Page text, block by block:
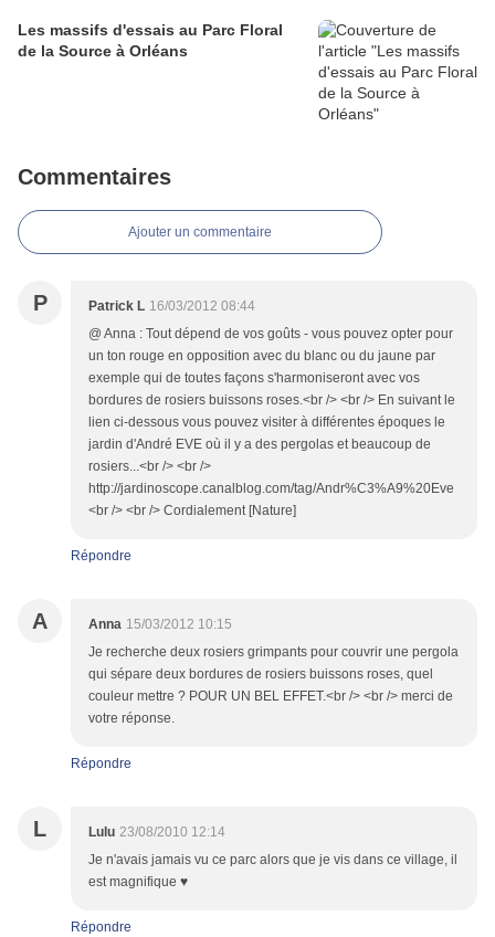
Les massifs d'essais au Parc Floral
de la Source à Orléans
Commentaires
Ajouter un commentaire
P Patrick L 16/03/2012 08:44
@ Anna : Tout dépend de vos goûts - vous pouvez opter pour
un ton rouge en opposition avec du blanc ou du jaune par
exemple qui de toutes façons s'harmoniseront avec vos
bordures de rosiers buissons roses.<br /> <br /> En suivant le
lien ci-dessous vous pouvez visiter à différentes époques le
jardin d'André EVE où il y a des pergolas et beaucoup de
rosiers...<br /> <br />
http://jardinoscope.canalblog.com/tag/Andr%C3%A9%20Eve
<br /> <br /> Cordialement [Nature]
Répondre
A Anna 15/03/2012 10:15
Je recherche deux rosiers grimpants pour couvrir une pergola
qui sépare deux bordures de rosiers buissons roses, quel
couleur mettre ? POUR UN BEL EFFET.<br /> <br /> merci de
votre réponse.
Répondre
L Lulu 23/08/2010 12:14
Je n'avais jamais vu ce parc alors que je vis dans ce village, il
est magnifique ♥
Répondre